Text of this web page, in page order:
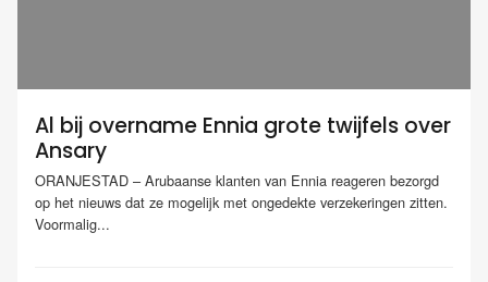
Al bij overname Ennia grote twijfels over
Ansary
ORANJESTAD – Arubaanse klanten van Ennia reageren bezorgd
op het nieuws dat ze mogelijk met ongedekte verzekeringen zitten.
Voormalig...